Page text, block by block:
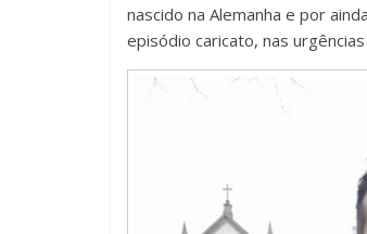
nascido na Alemanha e por
episódio caricato, nas